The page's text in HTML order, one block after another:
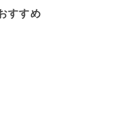
すすめ